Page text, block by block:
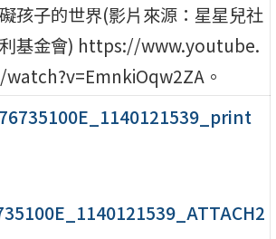
孩子的世界(影片來源：星星兒社
基金會) https://www.youtube.
。